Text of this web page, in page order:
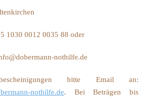
1030 0012 0035 88 oder
nothilfe.de
bitte Email an:
nothilfe.de. Bei Beträgen bis